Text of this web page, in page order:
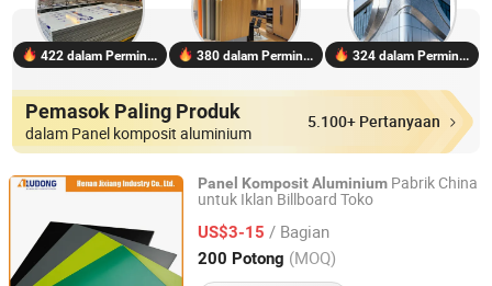
422 dalam Permintaan 380 dalam Permintaan 324 dalam Permintaan
Pemasok Paling Produk
dalam Panel komposit aluminium
5.100+ Pertanyaan
Panel KompositAluminium Pabrik China
untuk Iklan Billboard Toko
US$3-15 / Bagian
200 Potong (MOQ)
Henan Jixiang Industry Co., Ltd.
Henan, China Harga mulai 2017